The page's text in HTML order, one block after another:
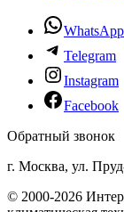
WhatsApp
Telegram
Instagram
Facebook
Обратный звонок
г. Москва, ул.
© 2000-2026